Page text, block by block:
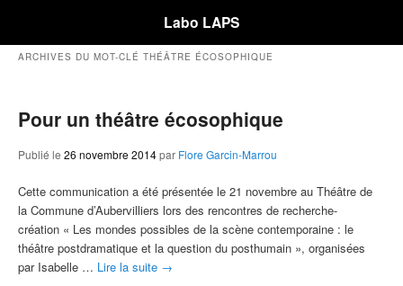
Labo LAPS
ARCHIVES DU MOT-CLÉ THÉÂTRE ÉCOSOPHIQUE
Pour un théâtre écosophique
Publié le 26 novembre 2014par Flore Garcin-Marrou
Cette communication a été présentée le 21 novembre au Théâtre de
la Commune d’Aubervilliers lors des rencontres de recherche-
création « Les mondes possibles de la scène contemporaine : le
théâtre postdramatique et la question du posthumain », organisées
par Isabelle … Lire la suite →